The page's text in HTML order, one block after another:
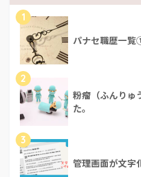
1
パナセ職歴一
2
粉瘤（ふんりゅ
た。
3
管理画面が文字